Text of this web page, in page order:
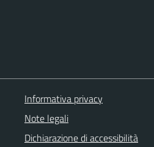
Informativa privacy
Note legali
Dichiarazione di accessibilità